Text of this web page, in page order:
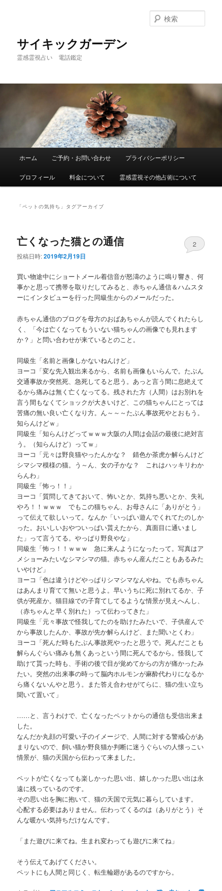
サイキックガーデン
霊感霊視占い 電話鑑定
索
メ
ホーム ご予約・お問い合わせ プライバシーポリシー
プロフィール 料金について 霊感霊視その他占術について
「ペットの気持ち 」タグアーカイブ
亡くなった猫との通信
投稿日時:2019年2月19日
2
買い物途中にショートメール着信音が怒濤のように鳴り響き、何
事かと思って携帯を取りだしてみると、赤ちゃん通信＆ハムスタ
ーにインタビューを行った同級生からのメールだった。
赤ちゃん通信のブログを母方のおばあちゃんが読んでくれたらし
く、「今は亡くなってもういない猫ちゃんの画像でも見れます
か？」と問い合わせが来ているとのこと。
同級生「名前と画像しかないねんけど」
ヨーコ「変な先入観出来るから、名前も画像もいらんで。たぶん
交通事故か突然死、急死してると思う。あっと言う間に息絶えて
るから痛みは無く亡くなってる。残された方（人間）はお別れを
言う間もなくてショックが大きいけど、この猫ちゃんにとっては
苦痛の無い良い亡くなり方。ん～～～たぶん事故死やとおもう。
知らんけどｗ」
同級生「知らんけどってｗｗｗ大阪の人間は会話の最後に絶対言
う。（知らんけど）ってｗ」
ヨーコ「元々は野良猫やったんかな？ 錆色か茶虎か解らんけど
シマシマ模様の猫。う～ん、女の子かな？ これはハッキリわか
らんわ」
同級生「怖っ！！」
ヨーコ「質問してきておいて、怖いとか、気持ち悪いとか、失礼
やろ！！ｗｗｗ でもこの猫ちゃん、お母さんに「ありがとう」
って伝えて欲しいって。なんか「いっぱい遊んでくれてたのしか
った。おいしいおやついっぱい貰えたから、真面目に通いまし
た」って言うてる。やっぱり野良やな」
同級生「怖っ！！ｗｗｗ 急に来んようになったって。写真はア
メショーみたいなシマシマの猫。赤ちゃん産んだこともあるみた
いやけど」
ヨーコ「色は違うけどやっぱりシマシマなんやね。でも赤ちゃん
はあんまり育てて無いと思うよ。早いうちに死に別れてるか、子
供が死産か。猫目線での子育てしてるような情景が見えへんし、
（赤ちゃんと早く別れた）って伝わってきた」
同級生「元々事故で怪我してたのを助けたみたいで、子供産んで
から事故したんか、事故が先か解らんけど、また聞いとくわ」
ヨーコ「死んだ時もたぶん事故死やったと思うで。死んだことも
解らんぐらい痛みも無くあっという間に死んでるから。怪我して
助けて貰った時も、手術の後で目が覚めてからの方が痛かったみ
たい。突然の出来事の時って脳内ホルモンが麻酔代わりになるか
ら痛くないんやと思う。また答え合わせがてらに、猫の生い立ち
聞いて置いて」
……と、言うわけで、亡くなったペットからの通信も受信出来ま
した。
なんだか丸顔の可愛い子のイメージで、人間に対する警戒心があ
まりないので、飼い猫か野良猫か判断に迷うぐらいの人懐っこい
情景が、猫の天国から伝わって来ました。
ペットが亡くなっても楽しかった思い出、嬉しかった思い出は永
遠に残っているのです。
その思い出を胸に抱いて、猫の天国で元気に暮らしています。
心配する必要はありません。伝わってくるのは（ありがとう）そ
んな暖かい気持ちだけなんです。
「また遊びに来てね。生まれ変わっても遊びに来てね」
そう伝えてあげてください。
ペットにも人間と同じく、転生輪廻があるのですから。